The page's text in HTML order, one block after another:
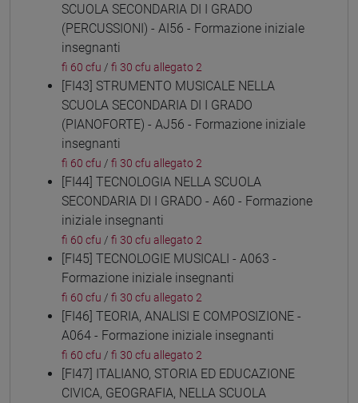
SCUOLA SECONDARIA DI I GRADO
(PERCUSSIONI) - AI56 - Formazione iniziale
insegnanti
fi 60 cfu / fi 30 cfu allegato 2
[FI43] STRUMENTO MUSICALE NELLA
SCUOLA SECONDARIA DI I GRADO
(PIANOFORTE) - AJ56 - Formazione iniziale
insegnanti
fi 60 cfu / fi 30 cfu allegato 2
[FI44] TECNOLOGIA NELLA SCUOLA
SECONDARIA DI I GRADO - A60 - Formazione
iniziale insegnanti
fi 60 cfu / fi 30 cfu allegato 2
[FI45] TECNOLOGIE MUSICALI - A063 -
Formazione iniziale insegnanti
fi 60 cfu / fi 30 cfu allegato 2
[FI46] TEORIA, ANALISI E COMPOSIZIONE -
A064 - Formazione iniziale insegnanti
fi 60 cfu / fi 30 cfu allegato 2
[FI47] ITALIANO, STORIA ED EDUCAZIONE
CIVICA, GEOGRAFIA, NELLA SCUOLA